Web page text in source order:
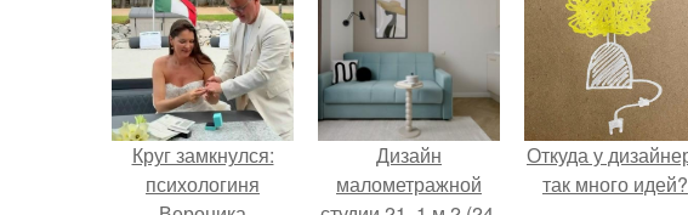
Круг замкнулся:
психологиня
Дизайн
малометражной
Откуда у
так много идей?